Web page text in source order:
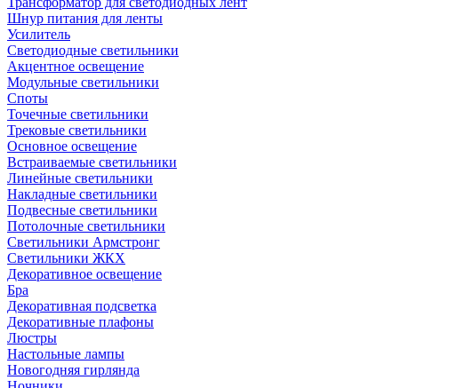
Шнур питания для ленты
Усилитель
Светодиодные светильники
Акцентное освещение
Модульные светильники
Споты
Точечные светильники
Трековые светильники
Основное освещение
Встраиваемые светильники
Линейные светильники
Накладные светильники
Подвесные светильники
Потолочные светильники
Светильники Армстронг
Светильники ЖКХ
Декоративное освещение
Бра
Декоративная подсветка
Декоративные плафоны
Люстры
Настольные лампы
Новогодняя гирлянда